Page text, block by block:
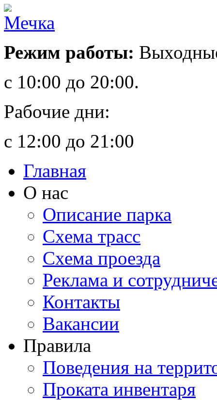
Режим работы:
с 10:00 до 20:00.
Рабочие дни:
с 12:00 до 21:00
Главная
О нас
Описание парка
Схема трасс
Схема проезда
Реклама и
Контакты
Вакансии
Правила
Поведения на
Проката инвентаря